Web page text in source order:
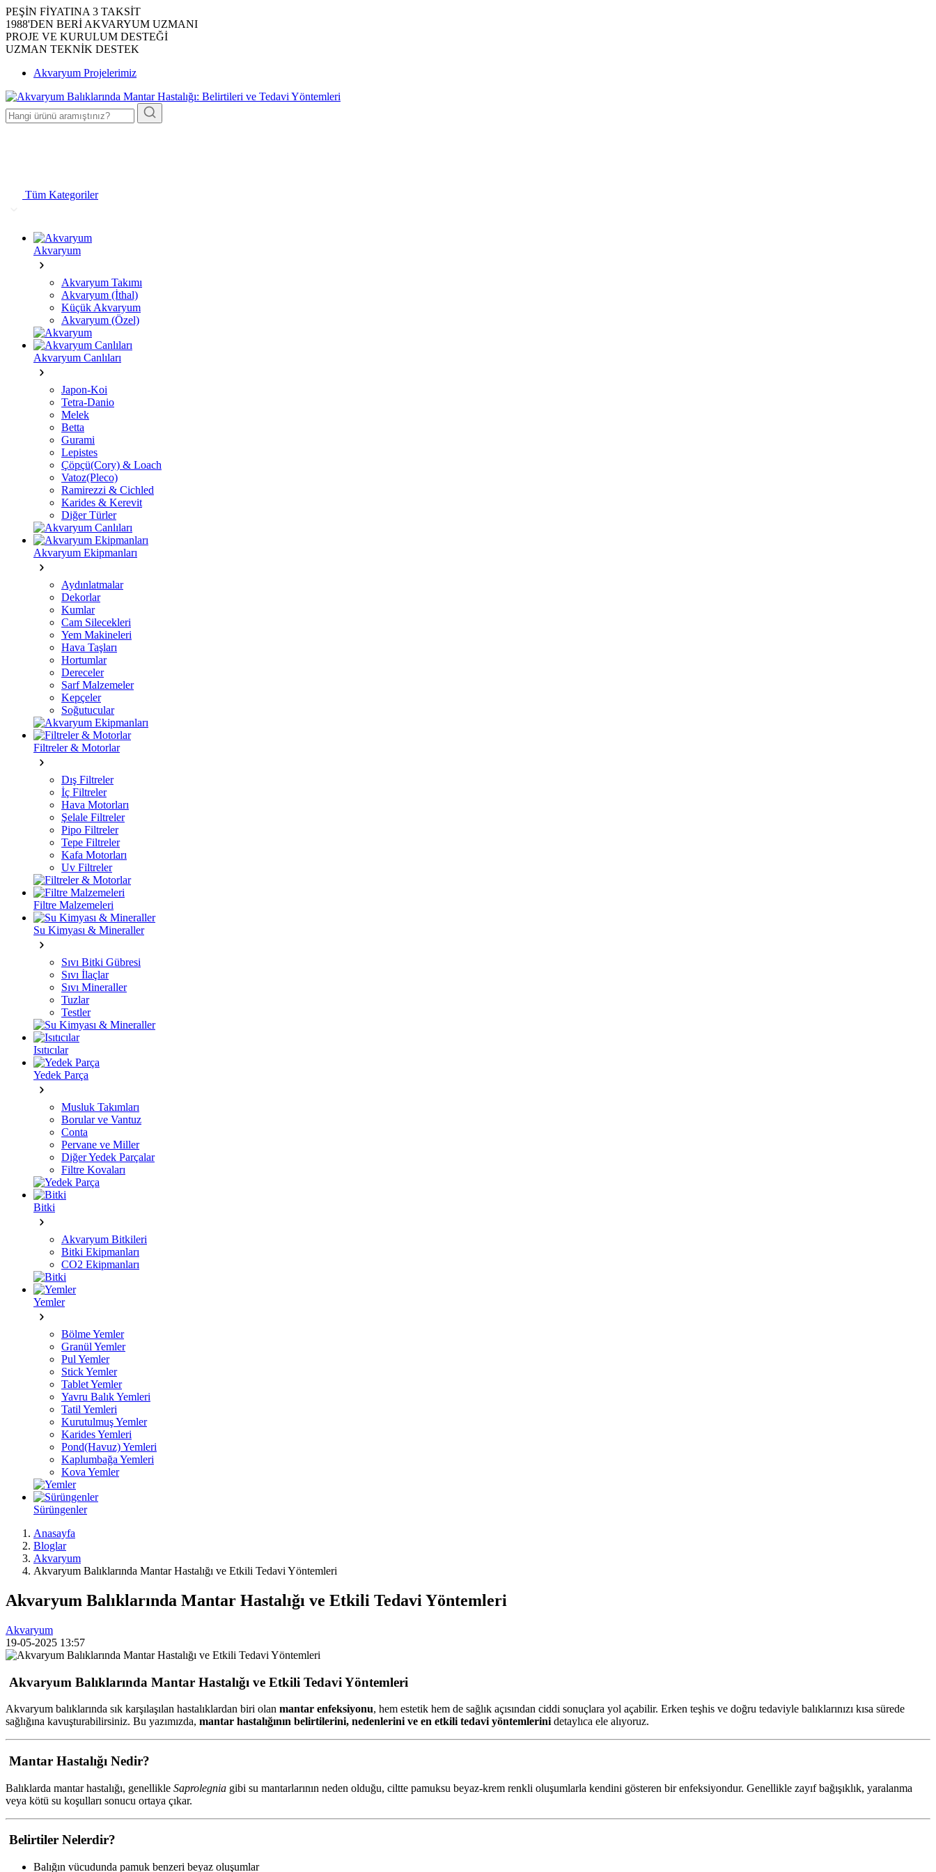
PEŞİN FİYATINA 3 TAKSİT
1988'DEN BERİ AKVARYUM UZMANI
PROJE VE KURULUM DESTEĞİ
UZMAN TEKNİK DESTEK
Akvaryum Projelerimiz
Tüm Kategoriler
Akvaryum
Akvaryum Takımı
Akvaryum (İthal)
Küçük Akvaryum
Akvaryum (Özel)
Akvaryum Canlıları
Japon-Koi
Tetra-Danio
Melek
Betta
Gurami
Lepistes
Çöpçü(Cory) & Loach
Vatoz(Pleco)
Ramirezzi & Cichled
Karides & Kerevit
Diğer Türler
Akvaryum Ekipmanları
Aydınlatmalar
Dekorlar
Kumlar
Cam Silecekleri
Yem Makineleri
Hava Taşları
Hortumlar
Dereceler
Sarf Malzemeler
Kepçeler
Soğutucular
Filtreler & Motorlar
Dış Filtreler
İç Filtreler
Hava Motorları
Şelale Filtreler
Pipo Filtreler
Tepe Filtreler
Kafa Motorları
Uv Filtreler
Filtre Malzemeleri
Su Kimyası & Mineraller
Sıvı Bitki Gübresi
Sıvı İlaçlar
Sıvı Mineraller
Tuzlar
Testler
Isıtıcılar
Yedek Parça
Musluk Takımları
Borular ve Vantuz
Conta
Pervane ve Miller
Diğer Yedek Parçalar
Filtre Kovaları
Bitki
Akvaryum Bitkileri
Bitki Ekipmanları
CO2 Ekipmanları
Yemler
Bölme Yemler
Granül Yemler
Pul Yemler
Stick Yemler
Tablet Yemler
Yavru Balık Yemleri
Tatil Yemleri
Kurutulmuş Yemler
Karides Yemleri
Pond(Havuz) Yemleri
Kaplumbağa Yemleri
Kova Yemler
Sürüngenler
Anasayfa
Bloglar
Akvaryum
Akvaryum Balıklarında Mantar Hastalığı ve Etkili Tedavi Yöntemleri
Akvaryum Balıklarında Mantar Hastalığı ve Etkili Tedavi Yöntemleri
Akvaryum
19-05-2025 13:57
Akvaryum Balıklarında Mantar Hastalığı ve Etkili Tedavi Yöntemleri
Akvaryum balıklarında sık karşılaşılan hastalıklardan biri olan mantar enfeksiyonu, hem estetik hem de sağlık açısından ciddi sonuçlara yol açabilir. Erken teşhis ve doğru tedaviyle balıklarınızı kısa sürede
sağlığına kavuşturabilirsiniz. Bu yazımızda, mantar hastalığının belirtilerini, nedenlerini ve en etkili tedavi yöntemlerini detaylıca ele alıyoruz.
Mantar Hastalığı Nedir?
Balıklarda mantar hastalığı, genellikle Saprolegnia gibi su mantarlarının neden olduğu, ciltte pamuksu beyaz-krem renkli oluşumlarla kendini gösteren bir enfeksiyondur. Genellikle zayıf bağışıklık, yaralanma
veya kötü su koşulları sonucu ortaya çıkar.
Belirtiler Nelerdir?
Balığın vücudunda pamuk benzeri beyaz oluşumlar